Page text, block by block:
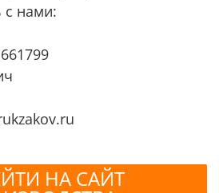
с нами:
НА САЙТ